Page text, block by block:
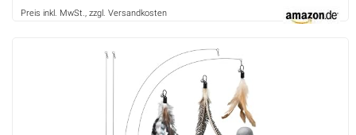
Preis inkl. MwSt., zzgl. Versandkosten